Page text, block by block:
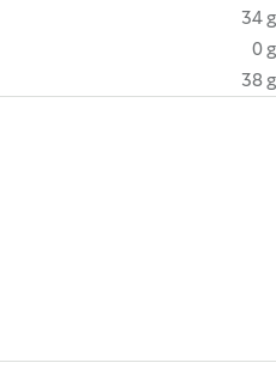
34 g
0 g
38 g